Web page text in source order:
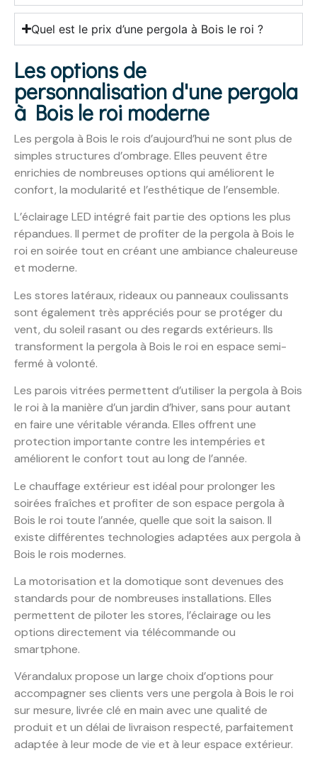
Quel est le prix d’une pergola à Bois le roi ?
Les options de
personnalisation d'une pergola
à Bois le roi moderne
Les pergola à Bois le rois d’aujourd’hui ne sont plus de
simples structures d’ombrage. Elles peuvent être
enrichies de nombreuses options qui améliorent le
confort, la modularité et l’esthétique de l’ensemble.
L’éclairage LED intégré fait partie des options les plus
répandues. Il permet de profiter de la pergola à Bois le
roi en soirée tout en créant une ambiance chaleureuse
et moderne.
Les stores latéraux, rideaux ou panneaux coulissants
sont également très appréciés pour se protéger du
vent, du soleil rasant ou des regards extérieurs. Ils
transforment la pergola à Bois le roi en espace semi-
fermé à volonté.
Les parois vitrées permettent d’utiliser la pergola à Bois
le roi à la manière d’un jardin d’hiver, sans pour autant
en faire une véritable véranda. Elles offrent une
protection importante contre les intempéries et
améliorent le confort tout au long de l’année.
Le chauffage extérieur est idéal pour prolonger les
soirées fraîches et profiter de son espace pergola à
Bois le roi toute l’année, quelle que soit la saison. Il
existe différentes technologies adaptées aux pergola à
Bois le rois modernes.
La motorisation et la domotique sont devenues des
standards pour de nombreuses installations. Elles
permettent de piloter les stores, l’éclairage ou les
options directement via télécommande ou
smartphone.
Vérandalux propose un large choix d’options pour
accompagner ses clients vers une pergola à Bois le roi
sur mesure, livrée clé en main avec une qualité de
produit et un délai de livraison respecté, parfaitement
adaptée à leur mode de vie et à leur espace extérieur.